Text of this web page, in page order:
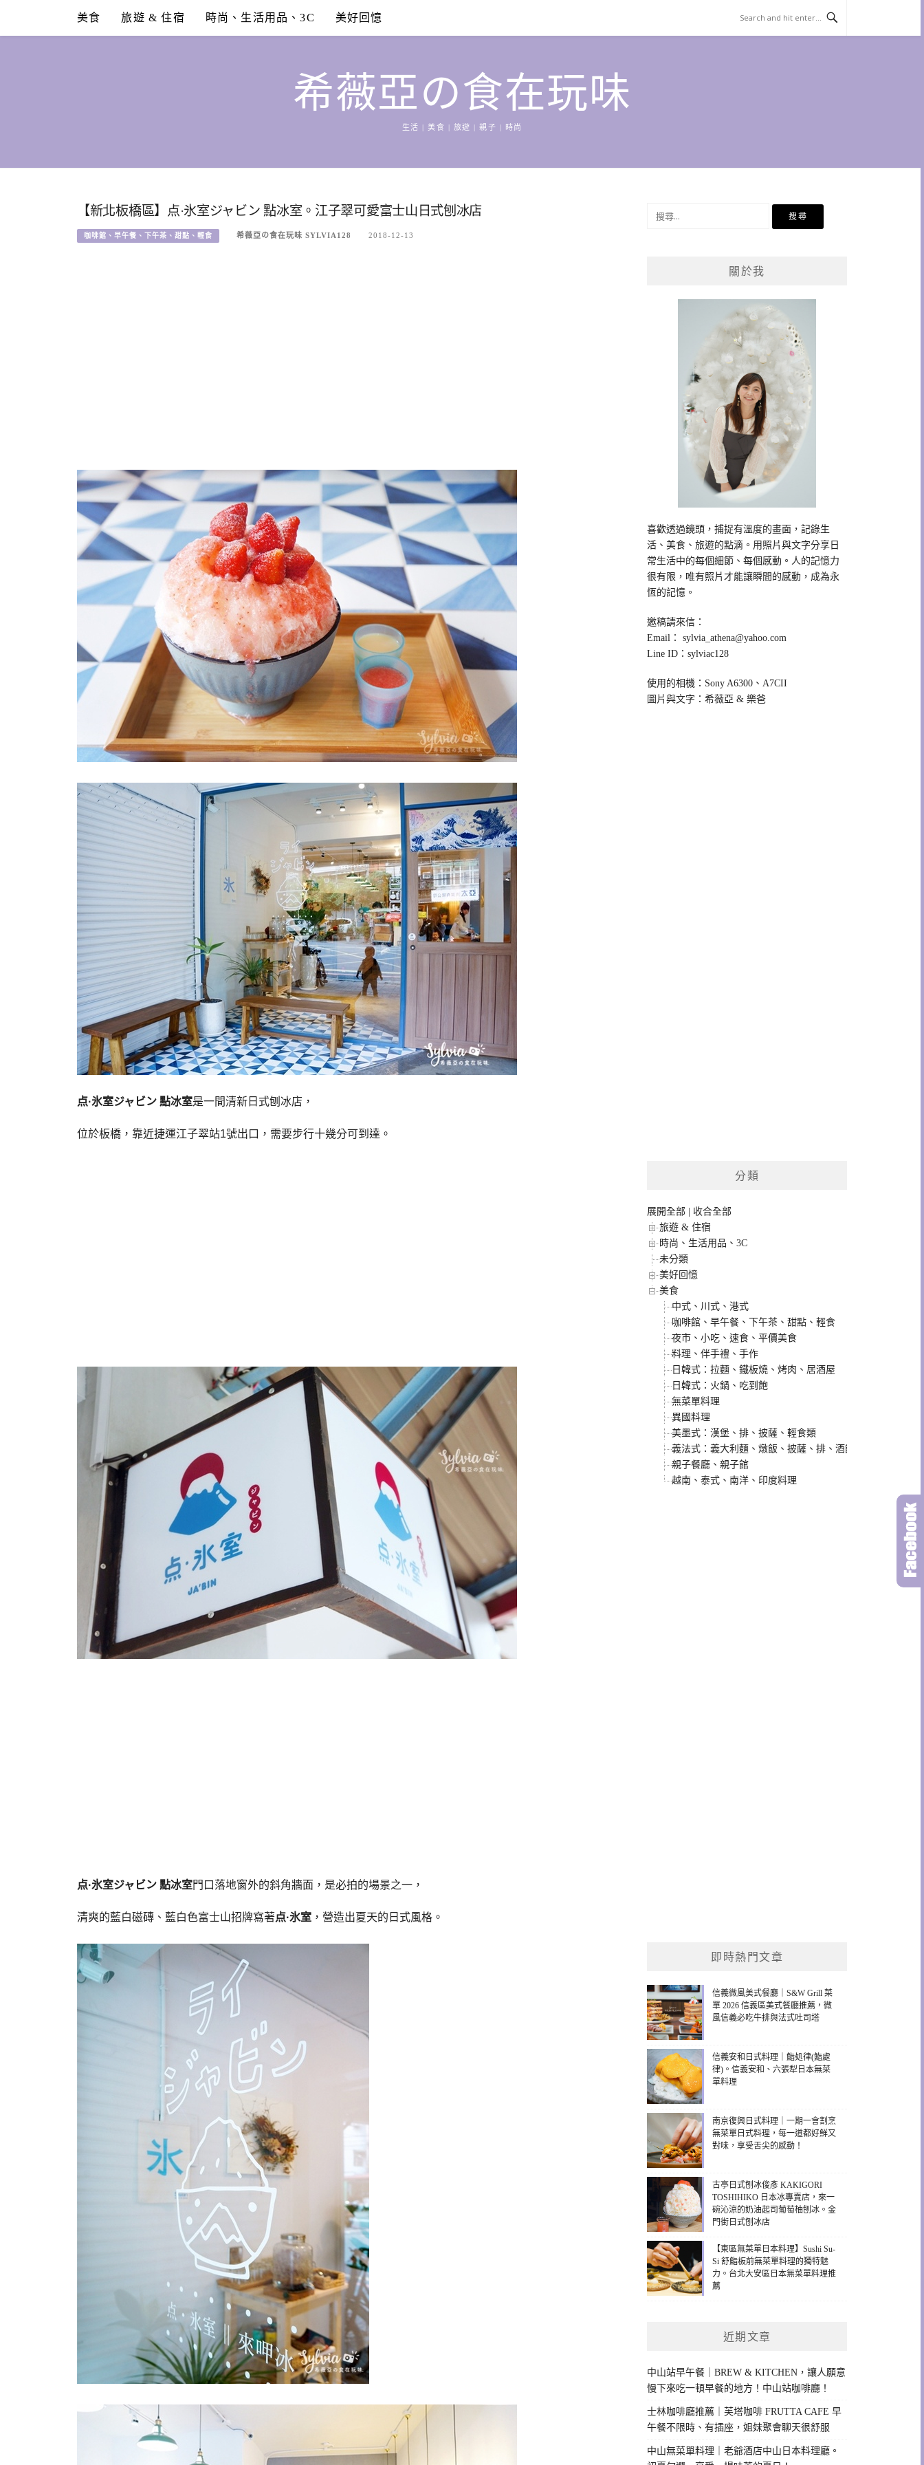
content
美食 旅遊 & 住宿 時尚、生活用品、3C 美好回憶
希薇亞の食在玩味
生活 | 美食 | 旅遊 | 親子 | 時尚
【新北板橋區】点·氷室ジャビン 點冰室。江子翠可愛富士山日式刨冰店
咖啡館、早午餐、下午茶、甜點、輕食 希薇亞の食在玩味 SYLVIA128 2018-12-13
点·氷室ジャビン 點冰室是一間清新日式刨冰店，
位於板橋，靠近捷運江子翠站1號出口，需要步行十幾分可到達。
点·氷室ジャビン 點冰室門口落地窗外的斜角牆面，是必拍的場景之一，
清爽的藍白磁磚、藍白色富士山招牌寫著点·氷室 ，營造出夏天的日式風格。
關於我
喜歡透過鏡頭，捕捉有溫度的畫面，記錄生
活、美食、旅遊的點滴。用照片與文字分享日
常生活中的每個細節、每個感動。人的記憶力
很有限，唯有照片才能讓瞬間的感動，成為永
恆的記憶。
邀稿請來信：
Email：
sylvia_athena@yahoo.com
Line ID：sylviac128
使用的相機：Sony A6300、A7CII
圖片與文字：希薇亞 & 樂爸
分類
展開全部
收合全部
旅遊 & 住宿
時尚、生活用品、3C
未分類
美好回憶
美食
中式、川式、港式
咖啡館、早午餐、下午茶、甜點、輕食
夜市、小吃、速食、平價美食
料理、伴手禮、手作
日韓式：拉麵、鐵板燒、烤肉、居酒屋
日韓式：火鍋、吃到飽
無菜單料理
異國料理
美墨式：漢堡、排、披薩、輕食類
義法式：義大利麵、燉飯、披薩、排、酒館類
親子餐廳、親子館
越南、泰式、南洋、印度料理
即時熱門文章
信義微風美式餐廳｜S&W Grill 菜
單 2026 信義區美式餐廳推薦，微
風信義必吃牛排與法式吐司塔
信義安和日式料理｜鮨処律(鮨處
律)。信義安和、六張犁日本無菜
單料理
南京復興日式料理｜一期一會割烹
無菜單日式料理，每一道都好鮮又
對味，享受舌尖的感動！
古亭日式刨冰俊彥 KAKIGORI
TOSHIHIKO 日本冰專賣店，來一
碗沁涼的奶油起司葡萄柚刨冰。金
門街日式刨冰店
【東區無菜單日本料理】Sushi Su-
Si 舒鮨板前無菜單料理的獨特魅
力。台北大安區日本無菜單料理推
薦
近期文章
中山站早午餐｜BREW & KITCHEN，讓人願意
慢下來吃一頓早餐的地方！中山站咖啡廳！
士林咖啡廳推薦｜芙塔咖啡 FRUTTA CAFE 早
午餐不限時、有插座，姐妹聚會聊天很舒服
中山無菜單料理｜老爺酒店中山日本料理廳。